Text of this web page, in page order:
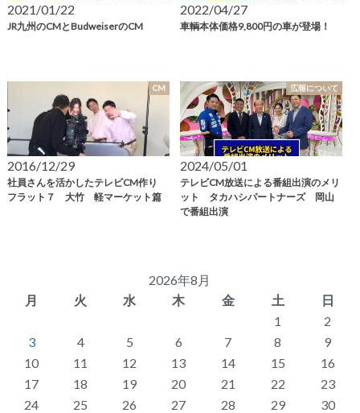
2021/01/22
JR九州のCMとBudweiserのCM
2022/04/27
車輌本体価格9,800円の車が登場！
CM
2016/12/29
社員さんを活かしたテレビCM作り
フラット７ 大竹 軽マーケット篇
広報について
2024/05/01
テレビCM放送による番組出演のメリ
ット タカハシパートナーズ 岡山
で番組出演
2026年8月
月
火 水 木 金 土
日
1
2
3
4 5 6 7 8
9
10
11 12 13 14 15
16
17
18 19 20 21 22
23
24
25 26 27 28 29
30